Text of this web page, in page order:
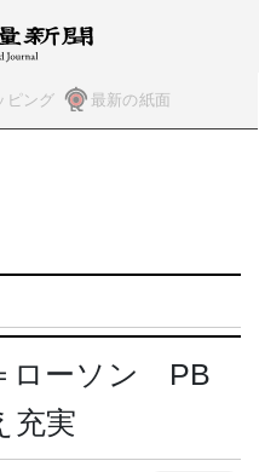
ピング 最新の紙面
ローソン PB
充実